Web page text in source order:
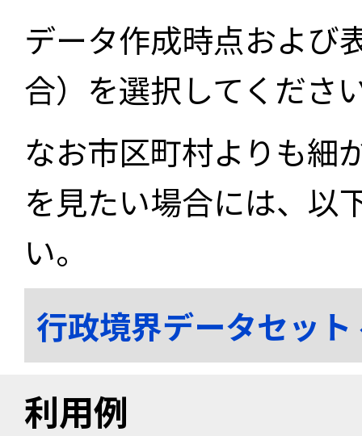
データ作成時点および
合）を選択してくださ
なお市区町村よりも細
を見たい場合には、以
い。
行政境界データセッ
利用例